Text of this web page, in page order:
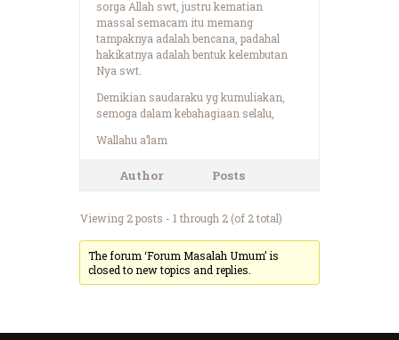
sorga Allah swt, justru kematian
massal semacam itu memang
tampaknya adalah bencana, padahal
hakikatnya adalah bentuk kelembutan
Nya swt.
Demikian saudaraku yg kumuliakan,
semoga dalam kebahagiaan selalu,
Wallahu a’lam
Author Posts
Viewing 2 posts - 1 through 2 (of 2 total)
The forum ‘Forum Masalah Umum’ is
closed to new topics and replies.